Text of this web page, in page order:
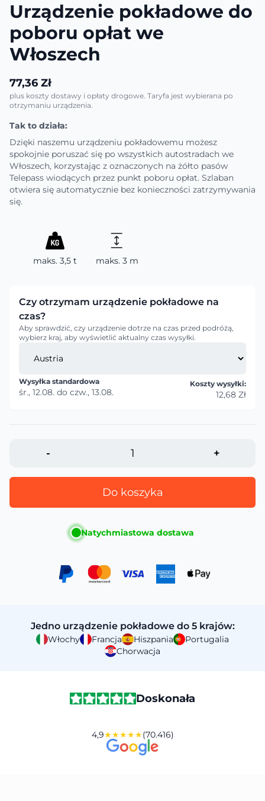
Urządzenie pokładowe do
poboru opłat we
Włoszech
77,36 Zł
plus koszty dostawy i opłaty drogowe. Taryfa jest wybierana po
otrzymaniu urządzenia.
Tak to działa:
Dzięki naszemu urządzeniu pokładowemu możesz
spokojnie poruszać się po wszystkich autostradach we
Włoszech, korzystając z oznaczonych na żółto pasów
Telepass wiodących przez punkt poboru opłat. Szlaban
otwiera się automatycznie bez konieczności zatrzymywania
się.
maks. 3,5 t maks. 3 m
Czy otrzymam urządzenie pokładowe na
czas?
Aby sprawdzić, czy urządzenie dotrze na czas przed podróżą,
wybierz kraj, aby wyświetlić aktualny czas wysyłki.
Wysyłka standardowa
śr., 12.08. do czw., 13.08.
Koszty wysyłki:
12,68 Zł
- +
Do koszyka
Natychmiastowa dostawa
Jedno urządzenie pokładowe do 5 krajów:
Włochy Francja Hiszpania
Portugalia
Chorwacja
Doskonała
4,9★★★★★(70.416)